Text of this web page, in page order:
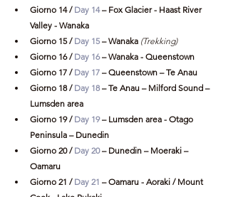
Giorno 14 / Day 14 – Fox Glacier - Haast River
Valley - Wanaka
Giorno 15 / Day 15 – Wanaka (Trekking)
Giorno 16 / Day 16 – Wanaka - Queenstown
Giorno 17 / Day 17 – Queenstown – Te Anau
Giorno 18 / Day 18 – Te Anau – Milford Sound –
Lumsden area
Giorno 19 / Day 19 – Lumsden area - Otago
Peninsula – Dunedin
Giorno 20 / Day 20 – Dunedin – Moeraki –
Oamaru
Giorno 21 / Day 21 – Oamaru - Aoraki / Mount